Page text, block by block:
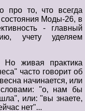
про то, что всегда
состояния Моды-26, в
- главный
учету уделяем
Но живая практика
часто говорит об
начинается, или
словами: "о, нам бы
или: "вы знаете,
нет"...